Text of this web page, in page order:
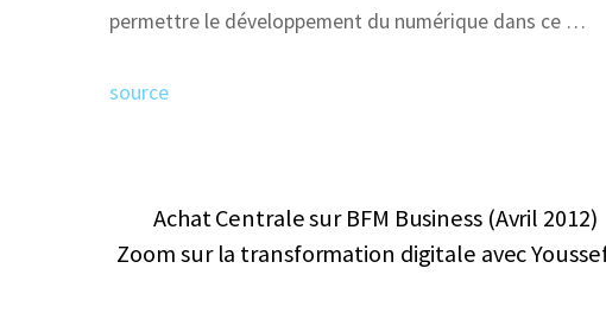
permettre le développement du numérique dans ce …
source
Achat Centrale sur BFM Business (Avril 2012)
Zoom sur la transformation digitale avec